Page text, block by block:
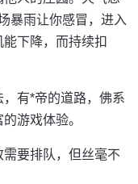
暴雨让你感冒，进入
下降，而持续扣
有*帝的道路，佛系
游戏体验。
要排队，但丝毫不